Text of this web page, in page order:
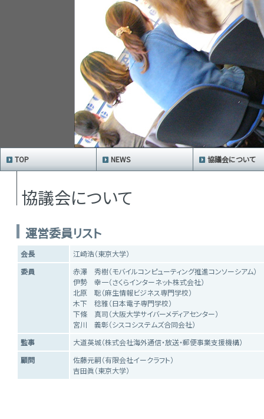
TOP NEWS 協議会について
協議会について
運営委員リスト
会長
江崎浩（東京大学）
委員
赤澤 秀樹（モバイルコンピューティング推進コンソーシアム）
伊勢 幸一（さくらインターネット株式会社）
北原 聡（麻生情報ビジネス専門学校）
木下 稔雅（日本電子専門学校）
下條 真司（大阪大学サイバーメディアセンター）
宮川 義彰（シスコシステムズ合同会社）
監事
大道英城（株式会社海外通信・放送・郵便事業支援機構）
顧問
佐藤元嗣（有限会社イークラフト）
吉田眞（東京大学）